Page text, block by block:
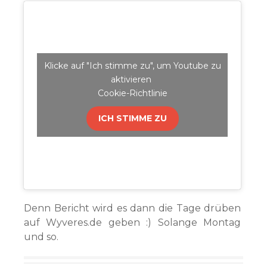
Klicke auf "Ich stimme zu", um Youtube zu
aktivieren
Cookie-Richtlinie
ICH STIMME ZU
Denn Bericht wird es dann die Tage drüben
auf Wyveres.de geben :) Solange Montag
und so.